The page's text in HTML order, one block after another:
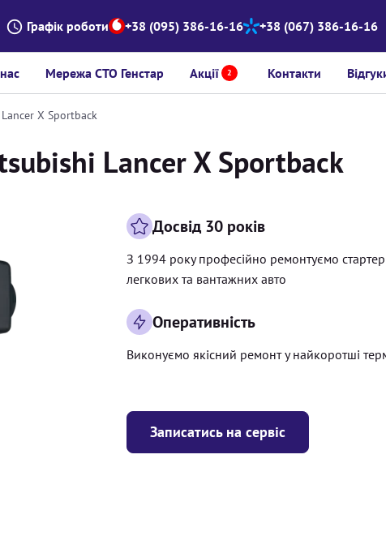
Графік роботи +38 (095) 386-16-16 +38 (067) 386-16-16
Мережа СТО Генстар Акції 2 Контакти
X Sportback
Lancer X Sportback
Записатись на сервіс
Досвід 30 років
З 1994 року професійно ремонтуємо
легкових та вантажних авто
Оперативність
Виконуємо якісний ремонт у найкоротші